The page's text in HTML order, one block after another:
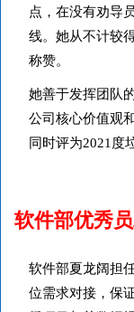
点，在没有劝导
线。她从不计较
称赞。
她善于发挥团队
公司核心价值观
同时评为2021度
软件部优秀
软件部夏龙阔担
位需求对接，保